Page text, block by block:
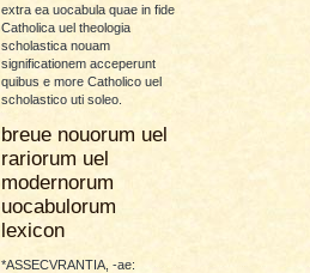
extra ea uocabula quae in fide
Catholica uel theologia
scholastica nouam
significationem acceperunt
quibus e more Catholico uel
scholastico uti soleo.
breue nouorum uel
rariorum uel
modernorum
uocabulorum
lexicon
*ASSECVRANTIA, -ae: